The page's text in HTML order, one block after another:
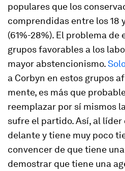
populares que los
comprendidas entre los 18
(61%-28%). El problema
grupos favorables a los
mayor abstencionismo.
a Corbyn en estos grupos
mente, es más que
reemplazar por sí mismos
sufre el partido. Así, al
delante y tiene muy poco
convencer de que tiene
demostrar que tiene una